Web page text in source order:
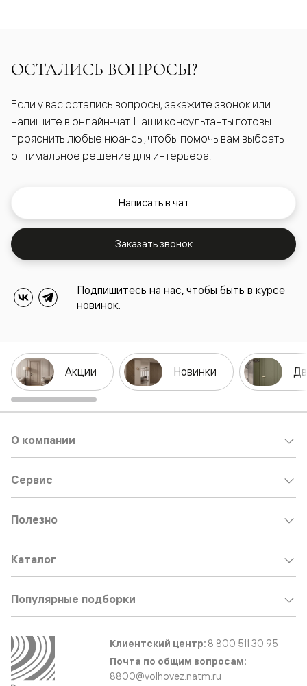
ОСТАЛИСЬ ВОПРОСЫ?
Если у вас остались вопросы, закажите звонок или
напишите в онлайн-чат. Наши консультанты готовы
прояснить любые нюансы, чтобы помочь вам выбрать
оптимальное решение для интерьера.
Написать в чат
Заказать звонок
Подпишитесь на нас, чтобы быть в курсе
новинок.
Акции Новинки
О компании
Сервис
Полезно
Каталог
Популярные подборки
Клиентский центр: 8 800 511 30 95
Почта по общим вопросам:
8800@volhovez.natm.ru